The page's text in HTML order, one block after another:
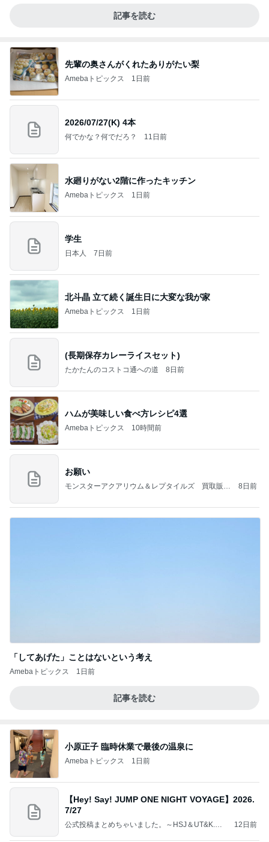
記事を読む
先輩の奥さんがくれたありがたい梨
Amebaトピックス 1日前
2026/07/27(K) 4本
何でかな？何でだろ？ 11日前
水廻りがない2階に作ったキッチン
Amebaトピックス 1日前
学生
日本人 7日前
北斗晶 立て続く誕生日に大変な我が家
Amebaトピックス 1日前
(長期保存カレーライスセット)
たかたんのコストコ通への道 8日前
ハムが美味しい食べ方レシピ4選
Amebaトピックス 10時間前
お願い
モンスターアクアリウム＆レプタイルズ 買取販売
8日前
「してあげた」ことはないという考え
Amebaトピックス 1日前
記事を読む
小原正子 臨時休業で最後の温泉に
Amebaトピックス 1日前
【Hey! Say! JUMP ONE NIGHT VOYAGE】2026.
7/27
公式投稿まとめちゃいました。～HSJ＆UT&K.O.
12日前